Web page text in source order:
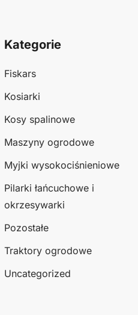
Kategorie
Fiskars
Kosiarki
Kosy spalinowe
Maszyny ogrodowe
Myjki wysokociśnieniowe
Pilarki łańcuchowe i
okrzesywarki
Pozostałe
Traktory ogrodowe
Uncategorized